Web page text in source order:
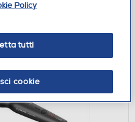
Policy
tutti
cookie